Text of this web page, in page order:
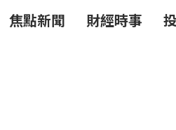
焦點新聞 財經時事